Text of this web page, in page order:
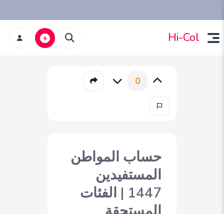
Hi-Col
0
حساب المواطن
المستفيدين
1447 | الفئات